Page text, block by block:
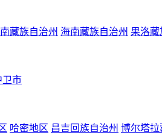
藏族自治州 海南藏族自治州 果洛藏
卫市
哈密地区 昌吉回族自治州 博尔塔拉